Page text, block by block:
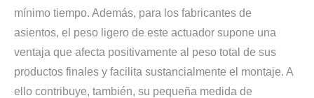
mínimo tiempo. Además, para los fabricantes de
asientos, el peso ligero de este actuador supone una
ventaja que afecta positivamente al peso total de sus
productos finales y facilita sustancialmente el montaje. A
ello contribuye, también, su pequeña medida de